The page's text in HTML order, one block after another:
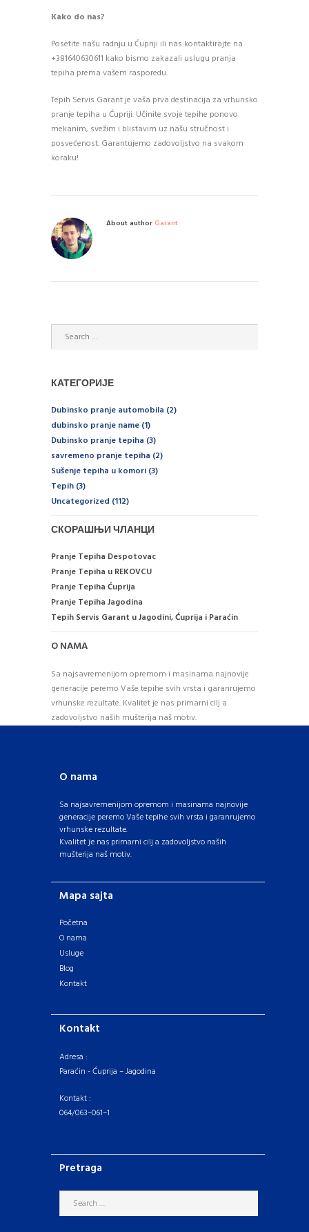
Kako do nas?
Posetite našu radnju u Ćupriji ili nas kontaktirajte na
+381640630611 kako bismo zakazali uslugu pranja
tepiha prema vašem rasporedu.
Tepih Servis Garant je vaša prva destinacija za vrhunsko
pranje tepiha u Ćupriji. Učinite svoje tepihe ponovo
mekanim, svežim i blistavim uz našu stručnost i
posvećenost. Garantujemo zadovoljstvo na svakom
koraku!
About author Garant
КАТЕГОРИЈЕ
Dubinsko pranje automobila (2)
dubinsko pranje name (1)
Dubinsko pranje tepiha (3)
savremeno pranje tepiha (2)
Sušenje tepiha u komori (3)
Tepih (3)
Uncategorized (112)
СКОРАШЊИ ЧЛАНЦИ
Pranje Tepiha Despotovac
Pranje Tepiha u REKOVCU
Pranje Tepiha Ćuprija
Pranje Tepiha Jagodina
Tepih Servis Garant u Jagodini, Ćuprija i Paraćin
O NAMA
Sa najsavremenijom opremom i masinama najnovije
generacije peremo Vaše tepihe svih vrsta i garanrujemo
vrhunske rezultate. Kvalitet je nas primarni cilj a
zadovoljstvo naših mušterija naš motiv.
O nama
Sa najsavremenijom opremom i masinama najnovije
generacije peremo Vaše tepihe svih vrsta i garanrujemo
vrhunske rezultate.
Kvalitet je nas primarni cilj a zadovoljstvo naših
mušterija naš motiv.
Mapa sajta
Početna
O nama
Usluge
Blog
Kontakt
Kontakt
Adresa :
Paraćin - Ćuprija – Jagodina
Kontakt :
064/063–061–1
Pretraga